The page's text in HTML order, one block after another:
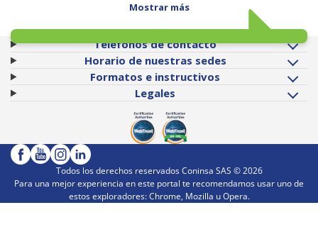
Mostrar más
Teléfonos de contacto
Horario de nuestras sedes
Formatos e instructivos
Legales
Todos los derechos reservados Coninsa SAS ©2026
Para una mejor experiencia en este portal te recomendamos usar uno de
estos exploradores: Chrome, Mozilla u Opera.